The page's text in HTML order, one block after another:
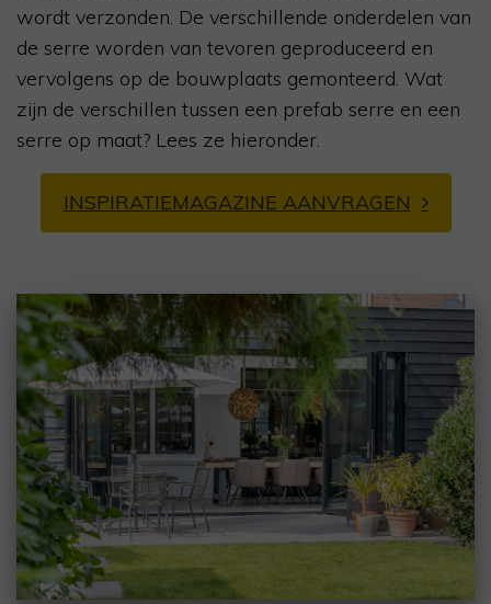
wordt verzonden. De verschillende onderdelen van
de serre worden van tevoren geproduceerd en
vervolgens op de bouwplaats gemonteerd. Wat
zijn de verschillen tussen een prefab serre en een
serre op maat? Lees ze hieronder.
INSPIRATIEMAGAZINE AANVRAGEN